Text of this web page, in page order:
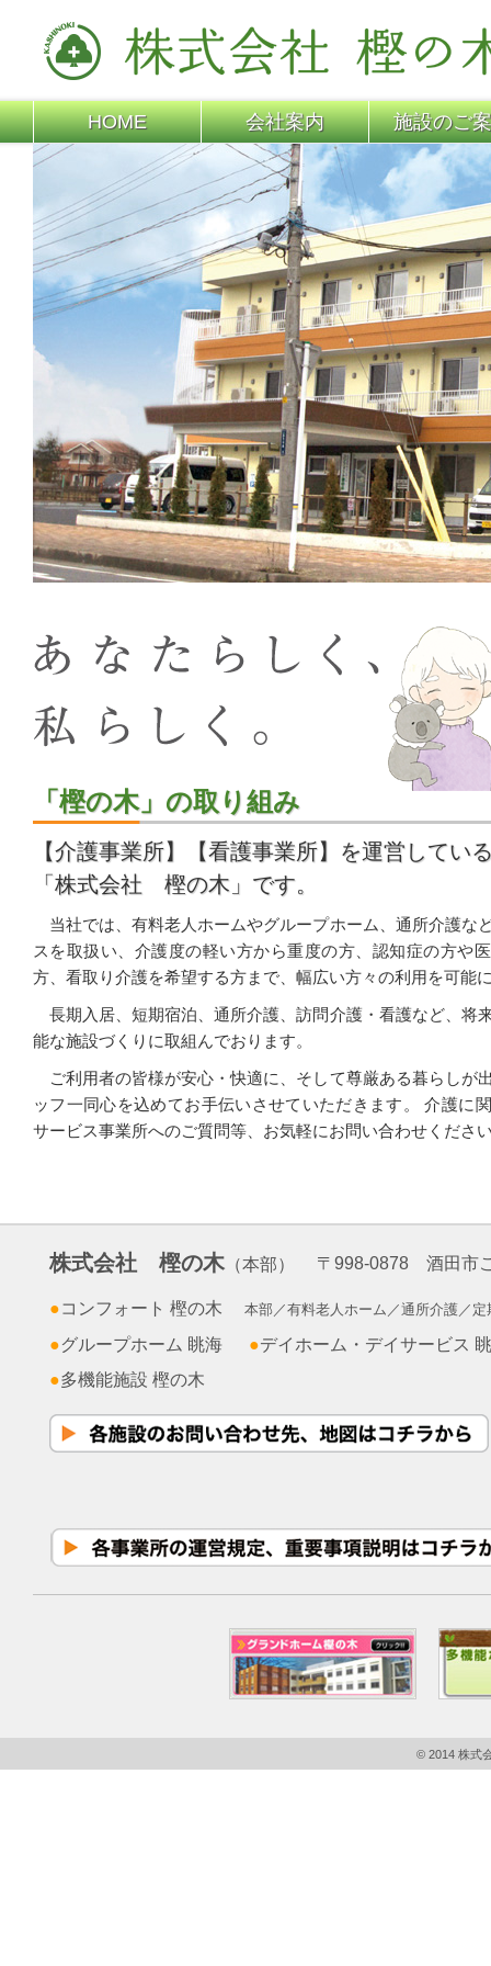
HOME 会社案内 施設のご
「樫の木」の取り組み
【介護事業所】【看護事業所】を運営してい
「株式会社 樫の木」です。
当社では、有料老人ホームやグループホーム、通所介護な
スを取扱い、介護度の軽い方から重度の方、認知症の方や
方、看取り介護を希望する方まで、幅広い方々の利用を可能
長期入居、短期宿泊、通所介護、訪問介護・看護など、将
能な施設づくりに取組んでおります。
ご利用者の皆様が安心・快適に、そして尊厳ある暮らしが
ッフ一同心を込めてお手伝いさせていただきます。 介護に
サービス事業所へのご質問等、お気軽にお問い合わせくださ
株式会社 樫の木 （本部） 〒998-0878 酒田市
●コンフォート 樫の木 本部／有料老人ホーム／通所介護／
●グループホーム 眺海 ●デイホーム・デイサービス
●多機能施設 樫の木
© 2014 株式